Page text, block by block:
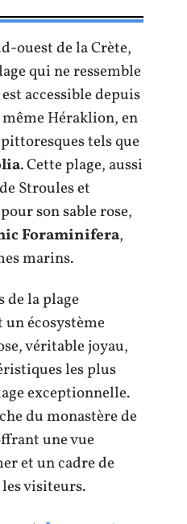
ouest de la Crète,
qui ne ressemble
accessible depuis
même Héraklion, en
tels que
. Cette plage, aussi
Stroules et
son sable rose,
Foraminifera,
marins.
de la plage
écosystème
véritable joyau,
les plus
exceptionnelle.
du monastère de
une vue
et un cadre de
visiteurs.